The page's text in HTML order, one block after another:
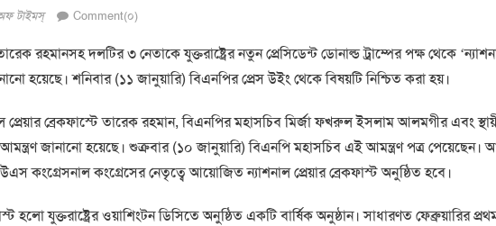
টাইমস্ Comment(০)
রহমানসহ দলটির ৩ নেতাকে যুক্তরাষ্ট্রের নতুন প্রেসিডেন্ট ডোনাল্ড ট্রাম্পের পক্ষ থেকে
হয়েছে। শনিবার (১১ জানুয়ারি) বিএনপির প্রেস উইং থেকে বিষয়টি নিশ্চিত করা হয়।
প্রেয়ার ব্রেকফাস্টে তারেক রহমান, বিএনপির মহাসচিব মির্জা ফখরুল ইসলাম আলমগীর এবং
জানানো হয়েছে। শুক্রবার (১০ জানুয়ারি) বিএনপি মহাসচিব এই আমন্ত্রণ পত্র পেয়েছেন।
কংগ্রেসনাল কংগ্রেসের নেতৃত্বে আয়োজিত ন্যাশনাল প্রেয়ার ব্রেকফাস্ট অনুষ্ঠিত হবে।
হলো যুক্তরাষ্ট্রের ওয়াশিংটন ডিসিতে অনুষ্ঠিত একটি বার্ষিক অনুষ্ঠান। সাধারণত ফেব্রুয়ারির